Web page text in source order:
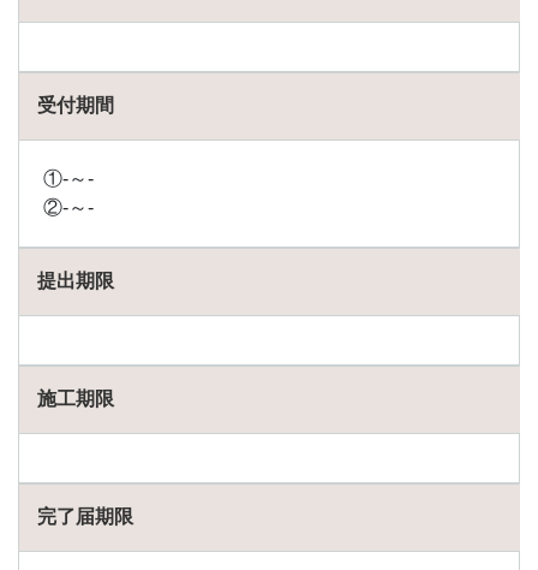
受付期間
①-～-
②-～-
提出期限
施工期限
完了届期限